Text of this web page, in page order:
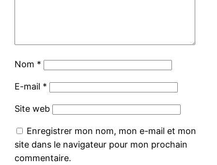
Nom *
E-mail *
Site web
Enregistrer mon nom, mon e-mail et mon
site dans le navigateur pour mon prochain
commentaire.